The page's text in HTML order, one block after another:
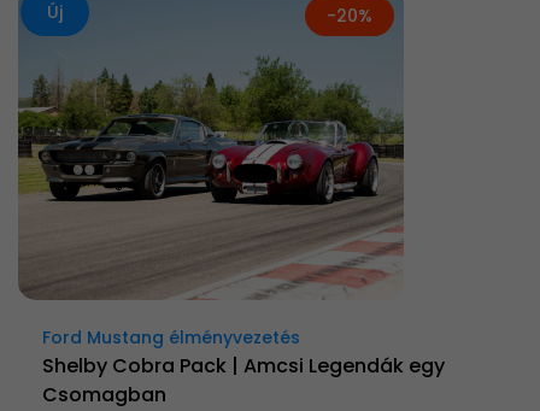
Új -20%
Ford Mustang élményvezetés
Shelby Cobra Pack | Amcsi Legendák egy
Csomagban